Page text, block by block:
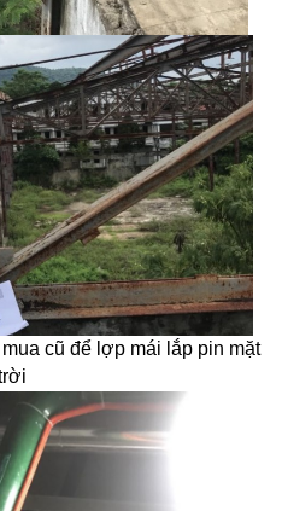
cũ để lợp mái lắp pin mặt